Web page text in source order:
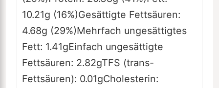
10.21g (16%)Gesättigte Fettsäuren:
4.68g (29%)Mehrfach ungesättigtes
Fett: 1.41gEinfach ungesättigte
Fettsäuren: 2.82gTFS (trans-
Fettsäuren): 0.01gCholesterin: